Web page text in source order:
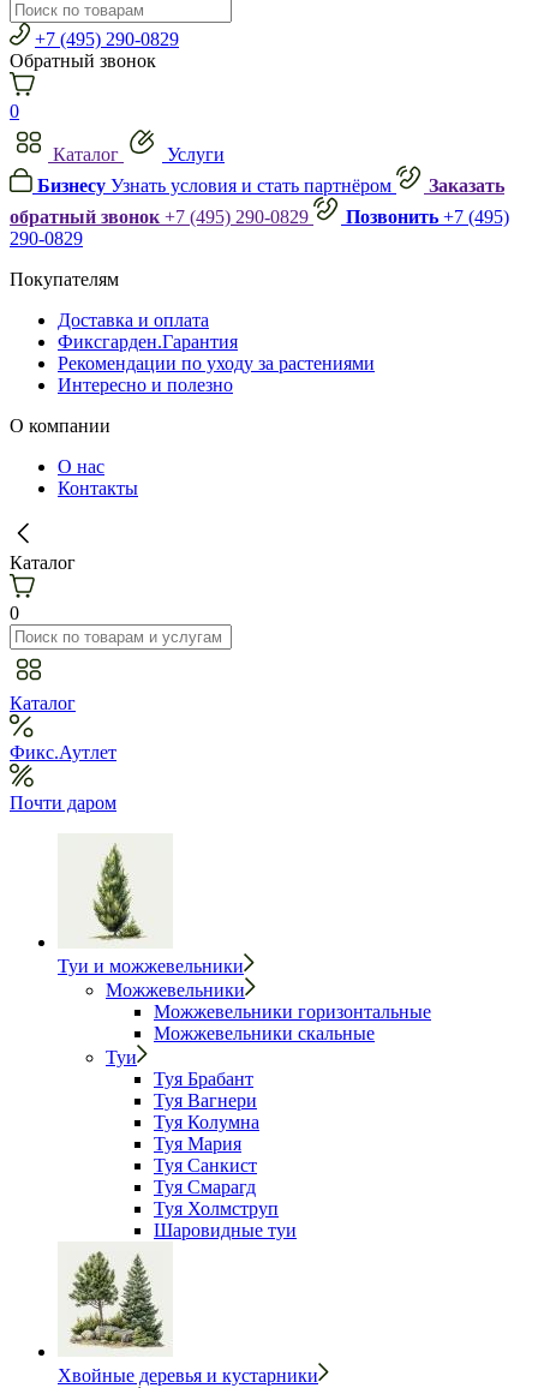
+7 (495) 290-0829
Обратный звонок
0
Каталог
Услуги
Бизнесу Узнать условия и стать партнёром
Заказать
обратный звонок +7 (495) 290-0829 Позвонить +7 (495)
290-0829
Покупателям
Доставка и оплата
Фиксгарден.Гарантия
Рекомендации по уходу за растениями
Интересно и полезно
О компании
О нас
Контакты
Каталог
0
Каталог
Фикс.Аутлет
Почти даром
Туи и можжевельники
Можжевельники
Можжевельники горизонтальные
Можжевельники скальные
Туи
Туя Брабант
Туя Вагнери
Туя Колумна
Туя Мария
Туя Санкист
Туя Смарагд
Туя Холмструп
Шаровидные туи
Хвойные деревья и кустарники